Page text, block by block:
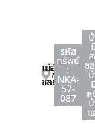
เมือง
ชลบุรี
เมือง
ชลบุรี
ชลบุรี
รหัส
ทรัพย์
:
NKA-
57-
087
ช